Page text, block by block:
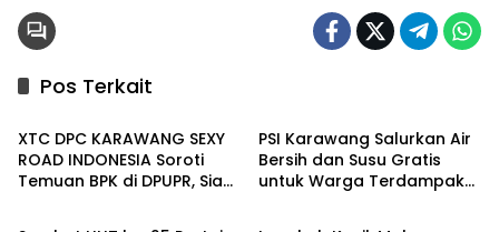
Pos Terkait
Berita
XTC DPC KARAWANG SEXY
ROAD INDONESIA Soroti
Temuan BPK di DPUPR, Siap
PSI Karawang Salurkan Air
Bersih dan Susu Gratis
untuk Warga Terdampak
Berita Berita